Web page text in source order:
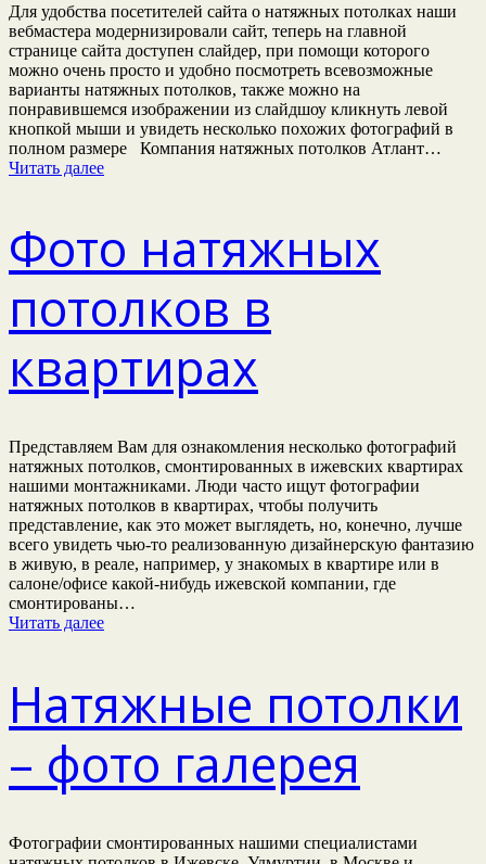
Для удобства посетителей сайта о натяжных потолках наши
вебмастера модернизировали сайт, теперь на главной
странице сайта доступен слайдер, при помощи которого
можно очень просто и удобно посмотреть всевозможные
варианты натяжных потолков, также можно на
понравившемся изображении из слайдшоу кликнуть левой
кнопкой мыши и увидеть несколько похожих фотографий в
полном размере Компания натяжных потолков Атлант…
Читать далее
Фото натяжных
потолков в
квартирах
Представляем Вам для ознакомления несколько фотографий
натяжных потолков, смонтированных в ижевских квартирах
нашими монтажниками. Люди часто ищут фотографии
натяжных потолков в квартирах, чтобы получить
представление, как это может выглядеть, но, конечно, лучше
всего увидеть чью-то реализованную дизайнерскую фантазию
в живую, в реале, например, у знакомых в квартире или в
салоне/офисе какой-нибудь ижевской компании, где
смонтированы…
Читать далее
Натяжные потолки
– фото галерея
Фотографии смонтированных нашими специалистами